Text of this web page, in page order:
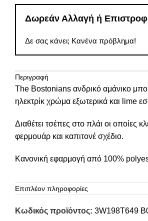
Δωρεάν Αλλαγή ή
Δε σας κάνει; Κανένα πρόβλημα!
Περιγραφή
The Bostonians ανδρικό αμάνικο
ηλεκτρίκ χρώμα εξωτερικά και lime
Διαθέτει τσέπες στο πλάι οι οποίες
φερμουάρ και καπιτονέ σχέδιο.
Κανονική εφαρμογή από 100%
Επιπλέον πληροφορίες
Κωδικός προϊόντος: 3W198T649